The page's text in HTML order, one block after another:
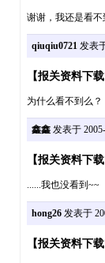
谢谢，我还是看不
qiuqiu0721发表
【报关资料下
为什么看不到么？
鑫鑫发表于
【报关资料下
......我也没看到~~
hong26发表于
【报关资料下